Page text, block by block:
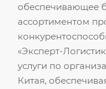
обеспечивающее
ассортиментом
«Эксперт-
услуги по
Китая,